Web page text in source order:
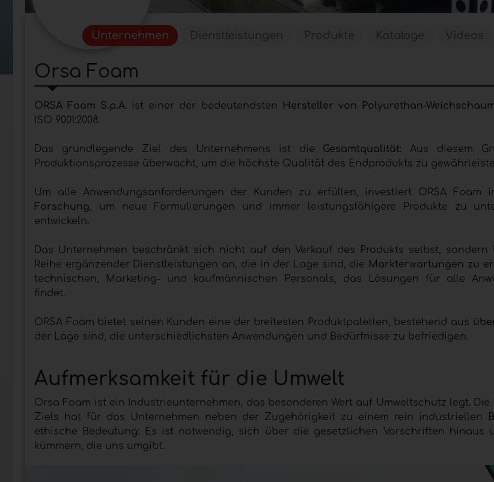
Unternehmen Dienstleistungen Produkte Kataloge Videos
Orsa Foam
ORSA Foam S.p.A. ist einer der bedeutendsten Hersteller von Polyurethan-
ISO 9001:2008.
Das grundlegende Ziel des Unternehmens ist die Gesamtqualität:Aus diesem
Produktionsprozesse überwacht, um die höchste Qualität des Endprodukts zu
Um alle Anwendungsanforderungen der Kunden zu erfüllen, investiert ORSA Foam
Forschung, um neue Formulierungen und immer leistungsfähigere Produkte zu
entwickeln.
Das Unternehmen beschränkt sich nicht auf den Verkauf des Produkts selbst, sondern
Reihe ergänzender Dienstleistungen an, die in der Lage sind, die Markterwartungen zu
technischen, Marketing- und kaufmännischen Personals, das Lösungen für alle
findet.
ORSA Foam bietet seinen Kunden eine der breitesten Produktpaletten, bestehend aus
der Lage sind, die unterschiedlichsten Anwendungen und Bedürfnisse zu befriedigen.
Aufmerksamkeit für die Umwelt
Orsa Foam ist ein Industrieunternehmen, das besonderen Wert auf Umweltschutz legt. Die
Ziels hat für das Unternehmen neben der Zugehörigkeit zu einem rein industriellen
ethische Bedeutung: Es ist notwendig, sich über die gesetzlichen Vorschriften hinaus
kümmern, die uns umgibt.